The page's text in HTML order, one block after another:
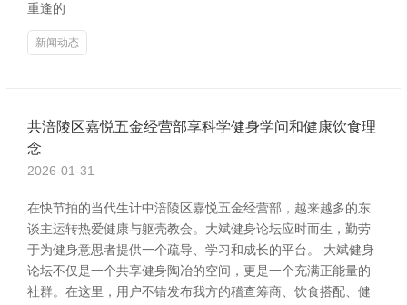
重逢的
新闻动态
共涪陵区嘉悦五金经营部享科学健身学问和健康饮食理
念
2026-01-31
在快节拍的当代生计中涪陵区嘉悦五金经营部，越来越多的东
谈主运转热爱健康与躯壳教会。大斌健身论坛应时而生，勤劳
于为健身意思者提供一个疏导、学习和成长的平台。 大斌健身
论坛不仅是一个共享健身陶冶的空间，更是一个充满正能量的
社群。在这里，用户不错发布我方的稽查筹商、饮食搭配、健